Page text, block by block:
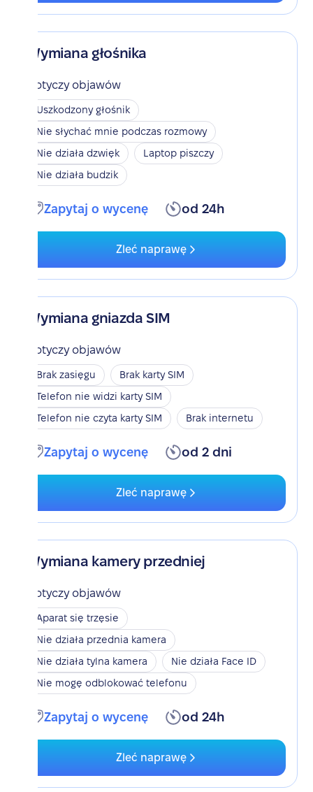
Wymiana głośnika
Dotyczy objawów
Uszkodzony głośnik
Nie słychać mnie podczas rozmowy
Nie działa dzwięk
Laptop piszczy
Nie działa budzik
Zapytaj o wycenę od 24h
Zleć naprawę
Wymiana gniazda SIM
Dotyczy objawów
Brak zasięgu
Brak karty SIM
Telefon nie widzi karty SIM
Telefon nie czyta karty SIM
Brak internetu
Zapytaj o wycenę od 2 dni
Zleć naprawę
Wymiana kamery przedniej
Dotyczy objawów
Aparat się trzęsie
Nie działa przednia kamera
Nie działa tylna kamera
Nie działa Face ID
Nie mogę odblokować telefonu
Zapytaj o wycenę od 24h
Zleć naprawę